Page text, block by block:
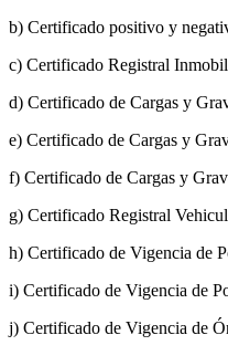
b) Certificado positivo y
c) Certificado Registral
d) Certificado de Cargas y
e) Certificado de Cargas y
f) Certificado de Cargas y
g) Certificado Registral
h) Certificado de Vigencia de
i) Certificado de Vigencia de
j) Certificado de Vigencia de